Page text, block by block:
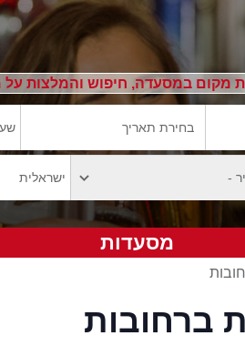
מקום במסעדה, חיפוש והמלצות על
מסעדות
ברחובות